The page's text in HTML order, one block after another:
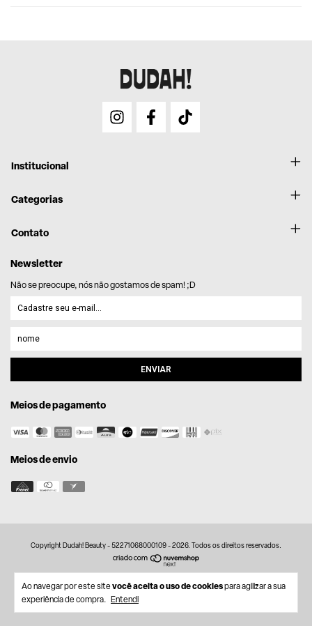
Ao navegar por este sitevocê aceita o uso de cookiespara agilizar a sua
experiência de compra. Entendi
Institucional
Categorias
Contato
Newsletter
Não se preocupe, nós não gostamos de spam! ;D
Meios de pagamento
Meios de envio
Copyright Dudah! Beauty - 52271068000109 - 2026. Todos os direitos reservados.